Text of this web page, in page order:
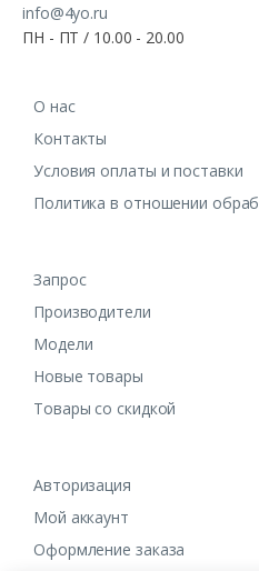
info@4yo.ru
ПН - ПТ / 10.00 - 20.00
О нас
Контакты
Условия оплаты и поставки
Политика в отношении
Запрос
Производители
Модели
Новые товары
Товары со скидкой
Авторизация
Мой аккаунт
Оформление заказа